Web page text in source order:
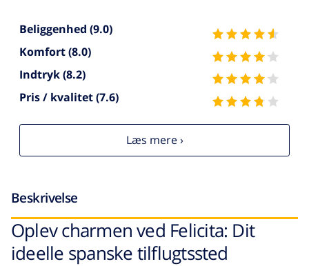
Beliggenhed (9.0)
Komfort(8.0)
Indtryk(8.2)
Pris / kvalitet(7.6)
Læs mere ›
Beskrivelse
Oplev charmen ved Felicita: Dit
ideelle spanske tilflugtssted